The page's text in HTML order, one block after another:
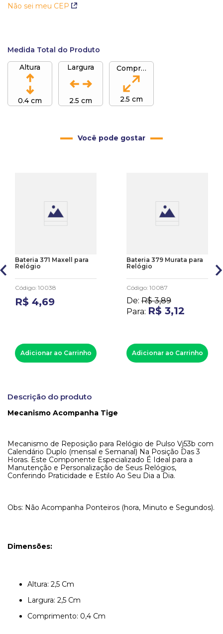
Não sei meu CEP
Medida Total do Produto
Altura
0.4 cm
Largura
2.5 cm
Comprimento
2.5 cm
Você pode gostar
Bateria 371 Maxell para
Relógio
Código: 10038
R$ 4,69
Adicionar ao Carrinho
Bateria 379 Murata para
Relógio
Código: 10087
De: R$ 3,89
Para: R$ 3,12
Adicionar ao Carrinho
Descrição do produto
Mecanismo Acompanha Tige
Mecanismo de Reposição para Relógio de Pulso Vj53b com
Calendário Duplo (mensal e Semanal) Na Posição Das 3
Horas. Este Componente Especializado É Ideal para a
Manutenção e Personalização de Seus Relógios,
Conferindo Praticidade e Estilo Ao Seu Dia a Dia.
Obs: Não Acompanha Ponteiros (hora, Minuto e Segundos).
Dimensões:
Altura: 2,5 Cm
Largura: 2,5 Cm
Comprimento: 0,4 Cm